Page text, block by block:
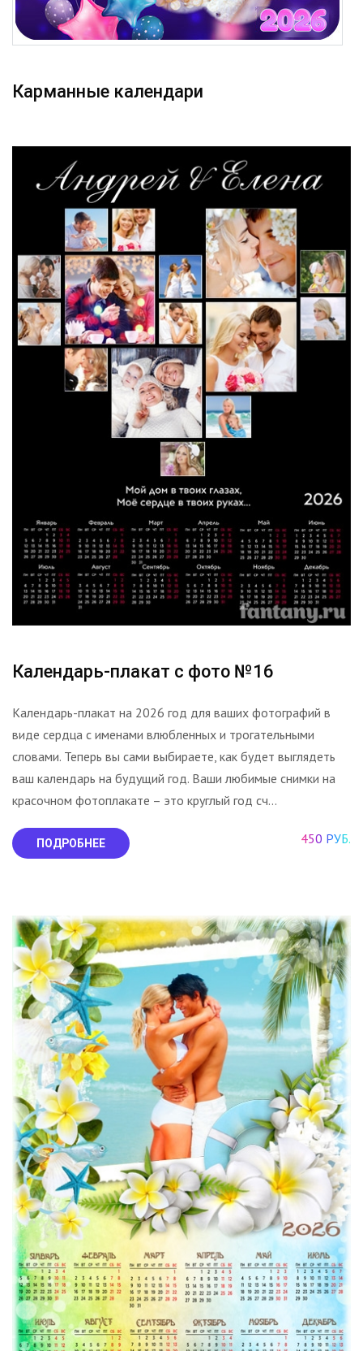
Карманные календари
Календарь-плакат с фото №16
Календарь-плакат на 2026 год для ваших фотографий в
виде сердца с именами влюбленных и трогательными
словами. Теперь вы сами выбираете, как будет выглядеть
ваш календарь на будущий год. Ваши любимые снимки на
красочном фотоплакате – это круглый год сч...
ПОДРОБНЕЕ 450 РУБ.